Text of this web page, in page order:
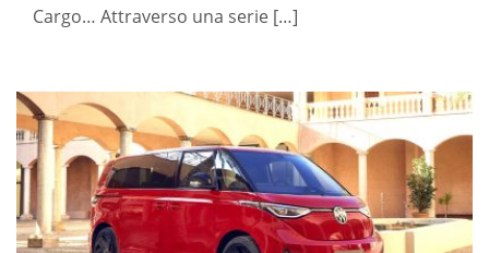
Cargo… Attraverso una serie […]